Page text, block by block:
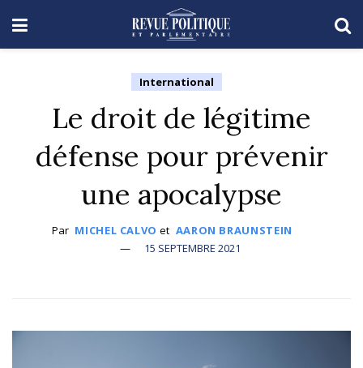
International
Le droit de légitime
défense pour prévenir
une apocalypse
Par MICHEL CALVO et AARON BRAUNSTEIN
15 SEPTEMBRE 2021